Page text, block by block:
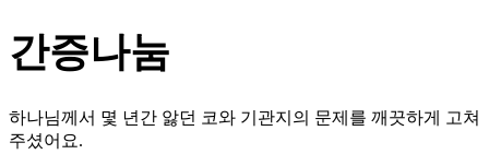
간증나눔
하나님께서 몇 년간 앓던 코와 기관지의 문제를 깨끗하게 고쳐
주셨어요.